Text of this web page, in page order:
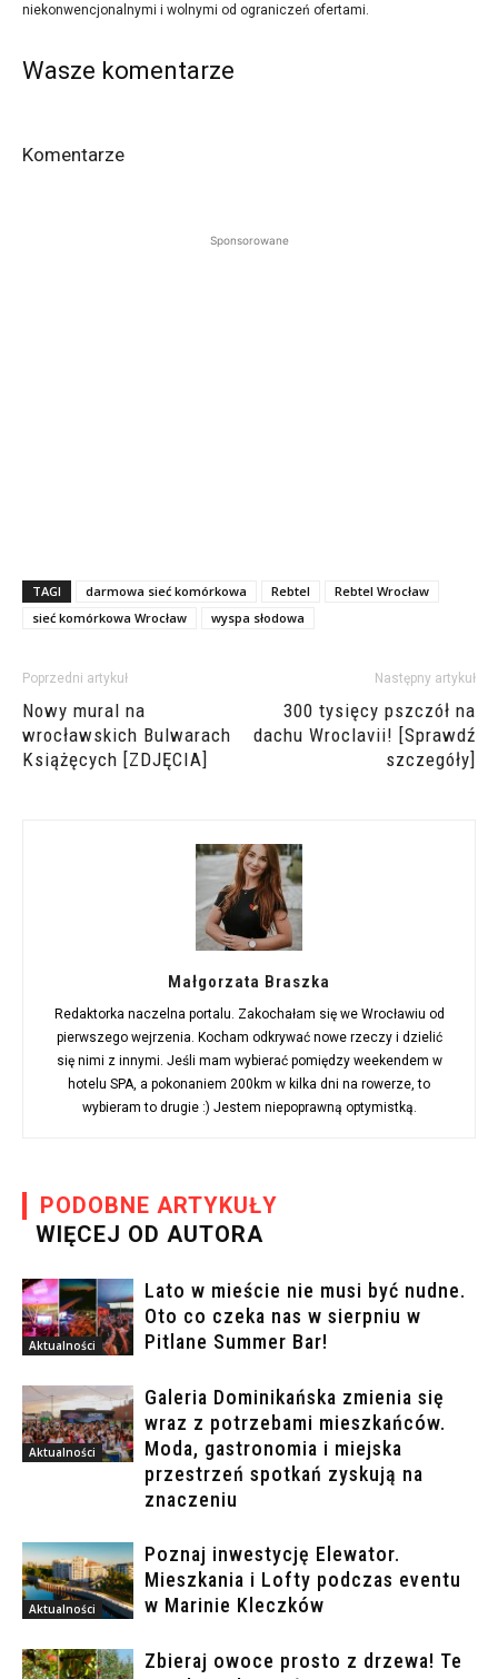
niekonwencjonalnymi i wolnymi od ograniczeń ofertami.
Wasze komentarze
Komentarze
Sponsorowane
TAGI darmowa sieć komórkowa Rebtel
Rebtel Wrocław
sieć komórkowa Wrocław
wyspa słodowa
Poprzedni artykuł
Nowy mural na
wrocławskich Bulwarach
Książęcych [ZDJĘCIA]
Następny artykuł
300 tysięcy pszczół na
dachu Wroclavii! [Sprawdź
szczegóły]
Małgorzata Braszka
Redaktorka naczelna portalu. Zakochałam się we Wrocławiu od
pierwszego wejrzenia. Kocham odkrywać nowe rzeczy i dzielić
się nimi z innymi. Jeśli mam wybierać pomiędzy weekendem w
hotelu SPA, a pokonaniem 200km w kilka dni na rowerze, to
wybieram to drugie :) Jestem niepoprawną optymistką.
PODOBNE ARTYKUŁY
WIĘCEJ OD AUTORA
Aktualności
Lato w mieście nie musi być nudne.
Oto co czeka nas w sierpniu w
Pitlane Summer Bar!
Aktualności
Galeria Dominikańska zmienia się
wraz z potrzebami mieszkańców.
Moda, gastronomia i miejska
przestrzeń spotkań zyskują na
znaczeniu
Aktualności
Poznaj inwestycję Elewator.
Mieszkania i Lofty podczas eventu
w Marinie Kleczków
Zbieraj owoce prosto z drzewa! Te